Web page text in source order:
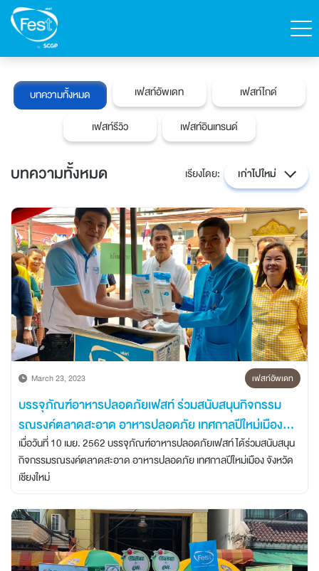
ติดต่อเฟสท์
สั่งซื้อสินค้า
English
สินค้าทั้งหมด
แคตตาล็อก
เกี่ยวกับเฟสท์
บทความ/ข่าวสาร
เครือข่ายต่างประเทศ
บทความทั้งหมด เฟสท์อัพเดท
เฟสท์ไกด์
เฟสท์รีวิว
เฟสท์อินเทรนด์
บทความทั้งหมด เรียงโดย: เก่าไปใหม่
March 23, 2023 เฟสท์อัพเดท
บรรจุภัณฑ์อาหารปลอดภัยเฟสท์ ร่วมสนับสนุนกิจกรรม
รณรงค์ตลาดสะอาด อาหารปลอดภัย เทศกาลปีใหม่เมือง
จังหวัดเชียงใหม่
เมื่อวันที่ 10 เมย. 2562 บรรจุภัณฑ์อาหารปลอดภัยเฟสท์ ได้ร่วมสนับสนุน
กิจกรรมรณรงค์ตลาดสะอาด อาหารปลอดภัย เทศกาลปีใหม่เมือง จังหวัด
เชียงใหม่